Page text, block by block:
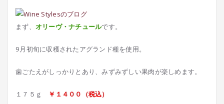
まず、 オリーヴ・ナチュールです。
9月初旬に収穫されたアグランド種を使用。
歯ごたえがしっかりとあり、みずみずしい果肉が楽しめます。
１７５ｇ ￥１４００（税込）